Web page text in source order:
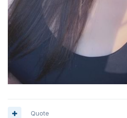
Quote